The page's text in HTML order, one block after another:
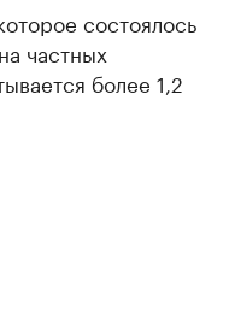
состоялось
частных
более 1,2